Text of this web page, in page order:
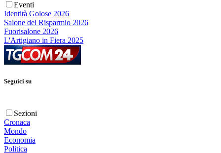
Eventi
Identità Golose 2026
Salone del Risparmio 2026
Fuorisalone 2026
L'Artigiano in Fiera 2025
Seguici su
Sezioni
Cronaca
Mondo
Economia
Politica